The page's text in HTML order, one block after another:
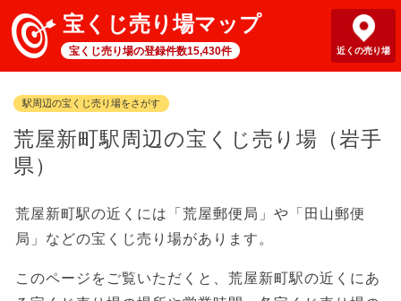
宝くじ売り場マップ
宝くじ売り場の登録件数15,430件 近くの売り場
駅周辺の宝くじ売り場をさがす
荒屋新町駅周辺の宝くじ売り場（岩手
県）
荒屋新町駅の近くには「荒屋郵便局」や「田山郵便
局」などの宝くじ売り場があります。
このページをご覧いただくと、荒屋新町駅の近くにあ